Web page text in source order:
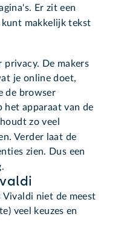
Er zit een
kunt makkelijk tekst
De makers
je online doet,
de browser
apparaat van de
zo veel
Verder laat de
zien. Dus een
Vivaldi niet de meest
veel keuzes en